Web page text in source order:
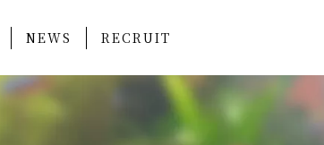
NEWS RECRUIT